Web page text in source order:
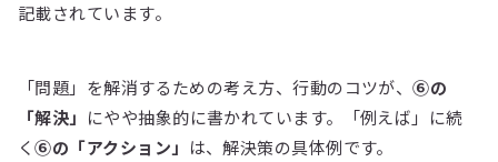
記載されています。
「問題」を解消するための考え方、行動のコツが、⑥の
「解決」 にやや抽象的に書かれています。「例えば」に続
く⑥の「アクション」 は、解決策の具体例です。